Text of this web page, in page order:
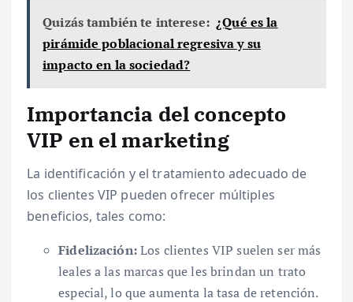
Quizás también te interese: ¿Qué es la
pirámide poblacional regresiva y su
impacto en la sociedad?
Importancia del concepto
VIP en el marketing
La identificación y el tratamiento adecuado de
los clientes VIP pueden ofrecer múltiples
beneficios, tales como:
Fidelización:Los clientes VIP suelen ser más
leales a las marcas que les brindan un trato
especial, lo que aumenta la tasa de retención.